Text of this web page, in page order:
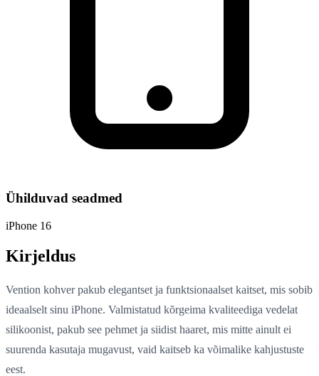
Ühilduvad seadmed
iPhone 16
Kirjeldus
Vention kohver pakub elegantset ja funktsionaalset kaitset, mis sobib
ideaalselt sinu iPhone. Valmistatud kõrgeima kvaliteediga vedelat
silikoonist, pakub see pehmet ja siidist haaret, mis mitte ainult ei
suurenda kasutaja mugavust, vaid kaitseb ka võimalike kahjustuste
eest.